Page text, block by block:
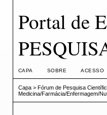
Portal de
CAPA SOBRE ACESSO
Capa> Fórum de Pesquisa
Medicina/Farmácia/Enfermagem/